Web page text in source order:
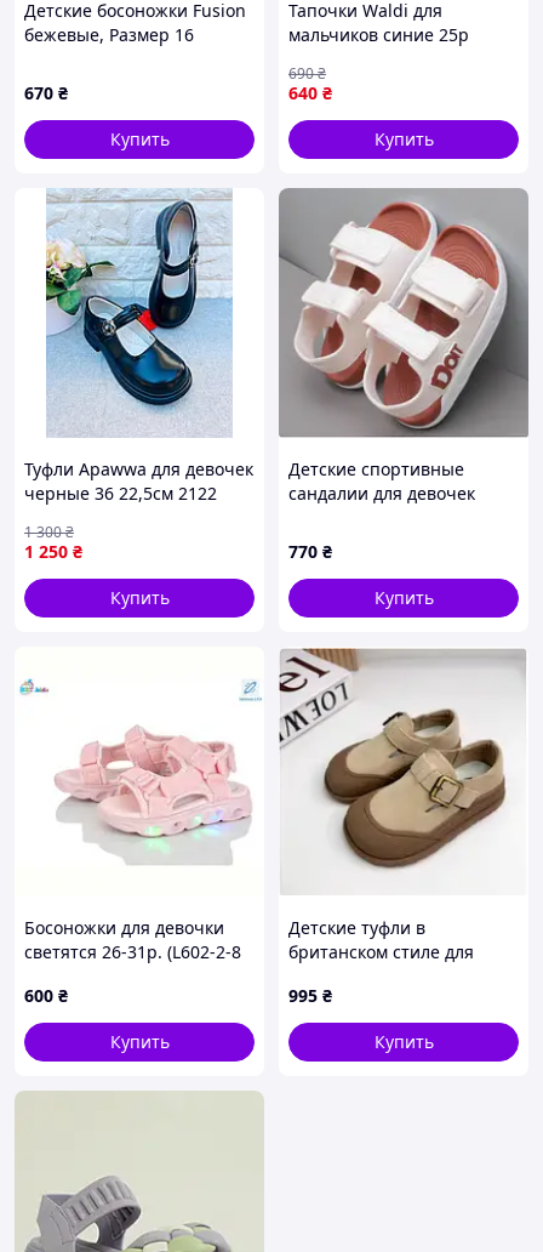
Детские босоножки Fusion
бежевые, Размер 16
670 ₴
Купить
Тапочки Waldi для
мальчиков синие 25р
640 ₴
690₴
Купить
Туфли Apawwa для девочек
черные 36 22,5см 2122
1 250 ₴
1 300₴
Купить
Детские спортивные
сандалии для девочек
770 ₴
Купить
Босоножки для девочки
светятся 26-31р. (L602-2-8
600 ₴
Купить
Детские туфли в
британском стиле для
995 ₴
Купить